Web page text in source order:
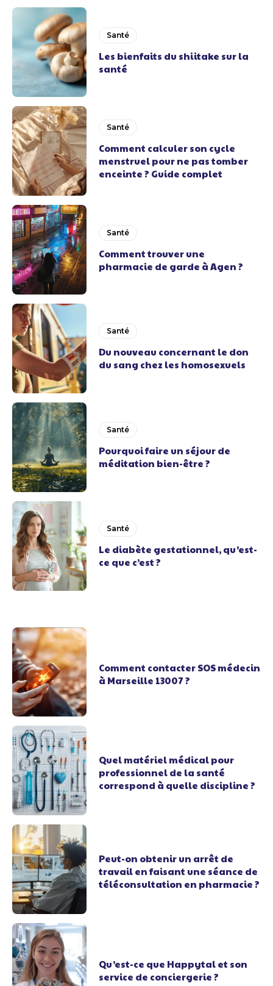
Santé
Les bienfaits du shiitake sur la
santé
Santé
Comment calculer son cycle
menstruel pour ne pas tomber
enceinte ? Guide complet
Santé
Comment trouver une
pharmacie de garde à Agen ?
Santé
Du nouveau concernant le don
du sang chez les homosexuels
Santé
Pourquoi faire un séjour de
méditation bien-être ?
Santé
Le diabète gestationnel, qu’est-
ce que c’est ?
Comment contacter SOS médecin
à Marseille 13007 ?
Quel matériel médical pour
professionnel de la santé
correspond à quelle discipline ?
Peut-on obtenir un arrêt de
travail en faisant une séance de
téléconsultation en pharmacie ?
Qu’est-ce que Happytal et son
service de conciergerie ?